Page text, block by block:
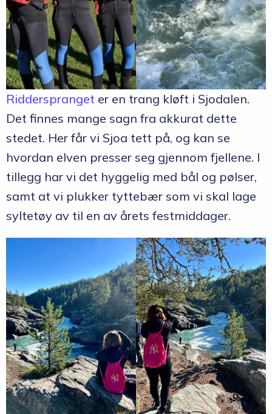
Ridderspranget er en trang kløft i Sjodalen.
Det finnes mange sagn fra akkurat dette
stedet. Her får vi Sjoa tett på, og kan se
hvordan elven presser seg gjennom fjellene. I
tillegg har vi det hyggelig med bål og pølser,
samt at vi plukker tyttebær som vi skal lage
syltetøy av til en av årets festmiddager.